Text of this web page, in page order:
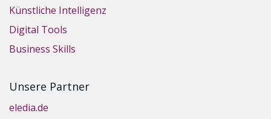
Künstliche Intelligenz
Digital Tools
Business Skills
Unsere Partner
eledia.de